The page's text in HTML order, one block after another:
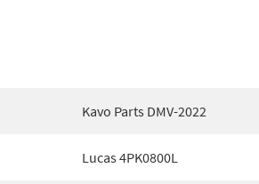
Kavo Parts DMV-2022
Lucas 4PK0800L